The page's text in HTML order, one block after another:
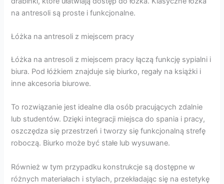
na antresoli są proste i funkcjonalne.
Łóżka na antresoli z miejscem pracy
Łóżka na antresoli z miejscem pracy łączą funkcję sypialni i
biura. Pod łóżkiem znajduje się biurko, regały na książki i
inne akcesoria biurowe.
To rozwiązanie jest idealne dla osób pracujących zdalnie
lub studentów. Dzięki integracji miejsca do spania i pracy,
oszczędza się przestrzeń i tworzy się funkcjonalną strefę
roboczą. Biurko może być stałe lub wysuwane.
Również w tym przypadku konstrukcje są dostępne w
różnych materiałach i stylach, przekładając się na estetykę